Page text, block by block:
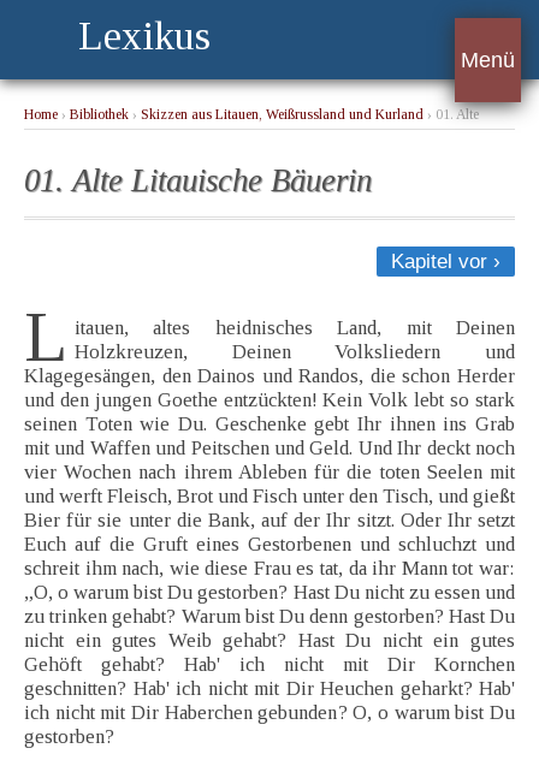
Lexikus
Menü
Home › Bibliothek › Skizzen aus Litauen, Weißrussland und Kurland › 01. Alte
01. Alte Litauische Bäuerin
Kapitel vor ›
L itauen, altes heidnisches Land, mit Deinen
Holzkreuzen, Deinen Volksliedern und
Klagegesängen, den Dainos und Randos, die schon Herder
und den jungen Goethe entzückten! Kein Volk lebt so stark
seinen Toten wie Du. Geschenke gebt Ihr ihnen ins Grab
mit und Waffen und Peitschen und Geld. Und Ihr deckt noch
vier Wochen nach ihrem Ableben für die toten Seelen mit
und werft Fleisch, Brot und Fisch unter den Tisch, und gießt
Bier für sie unter die Bank, auf der Ihr sitzt. Oder Ihr setzt
Euch auf die Gruft eines Gestorbenen und schluchzt und
schreit ihm nach, wie diese Frau es tat, da ihr Mann tot war:
„O, o warum bist Du gestorben? Hast Du nicht zu essen und
zu trinken gehabt? Warum bist Du denn gestorben? Hast Du
nicht ein gutes Weib gehabt? Hast Du nicht ein gutes
Gehöft gehabt? Hab' ich nicht mit Dir Kornchen
geschnitten? Hab' ich nicht mit Dir Heuchen geharkt? Hab'
ich nicht mit Dir Haberchen gebunden? O, o warum bist Du
gestorben?